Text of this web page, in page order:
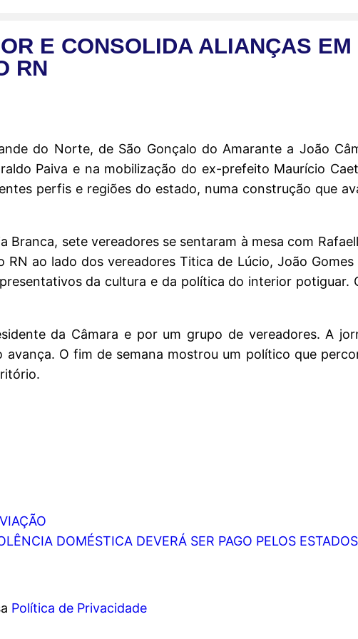
E CONSOLIDA ALIANÇAS EM
RN
do Norte, de São Gonçalo do Amarante a João
Paiva e na mobilização do ex-prefeito Maurício
perfis e regiões do estado, numa construção que
sete vereadores se sentaram à mesa com
ao lado dos vereadores Titica de Lúcio, João Gomes
da cultura e da política do interior potiguar.
da Câmara e por um grupo de vereadores. A
O fim de semana mostrou um político que
DOMÉSTICA DEVERÁ SER PAGO PELOS
Política de Privacidade